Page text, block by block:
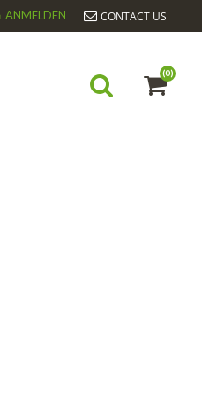
CONTACT US
ANMELDEN
(0)